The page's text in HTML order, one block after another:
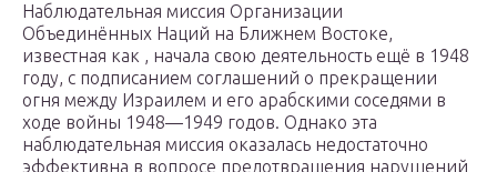
Наблюдательная миссия Организации
Объединённых Наций на Ближнем Востоке,
известная как , начала свою деятельность ещё в 1948
году, с подписанием соглашений о прекращении
огня между Израилем и его арабскими соседями в
ходе войны 1948—1949 годов. Однако эта
наблюдательная миссия оказалась недостаточно
эффективна в вопросе предотвращения нарушений